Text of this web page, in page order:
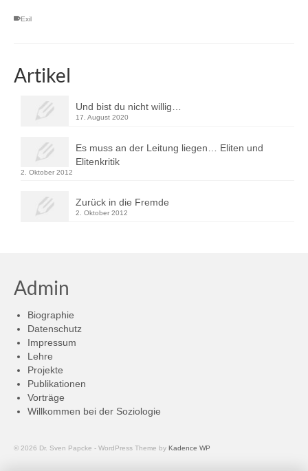
Exil
Artikel
Und bist du nicht willig…
17. August 2020
Es muss an der Leitung liegen… Eliten und
Elitenkritik
2. Oktober 2012
Zurück in die Fremde
2. Oktober 2012
Admin
Biographie
Datenschutz
Impressum
Lehre
Projekte
Publikationen
Vorträge
Willkommen bei der Soziologie
© 2026 Dr. Sven Papcke - WordPress Theme by Kadence WP